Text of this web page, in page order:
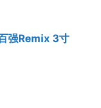
强Remix 3寸